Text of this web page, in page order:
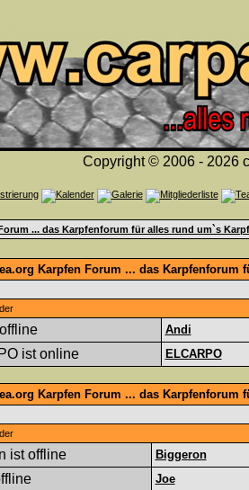
Copyright © 2006 - 2026
... das Karpfenforum für alles rund um`s
Karpfen Forum ... das
Andi
ELCARPO
Karpfen Forum ... das Karpfenforum
Biggeron
Joe